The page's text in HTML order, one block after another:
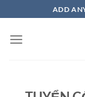
qua
nội
ADD